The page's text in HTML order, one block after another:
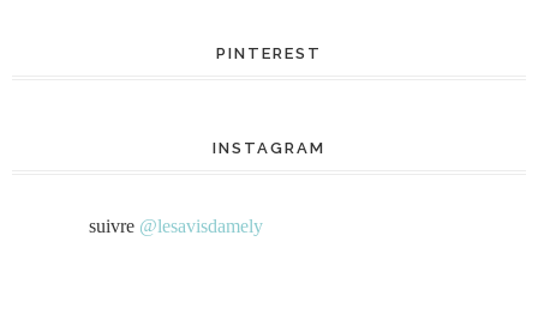
PINTEREST
INSTAGRAM
suivre @lesavisdamely